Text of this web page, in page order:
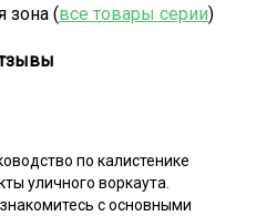
зона (все товары серии)
по калистенике
уличного воркаута.
с основными